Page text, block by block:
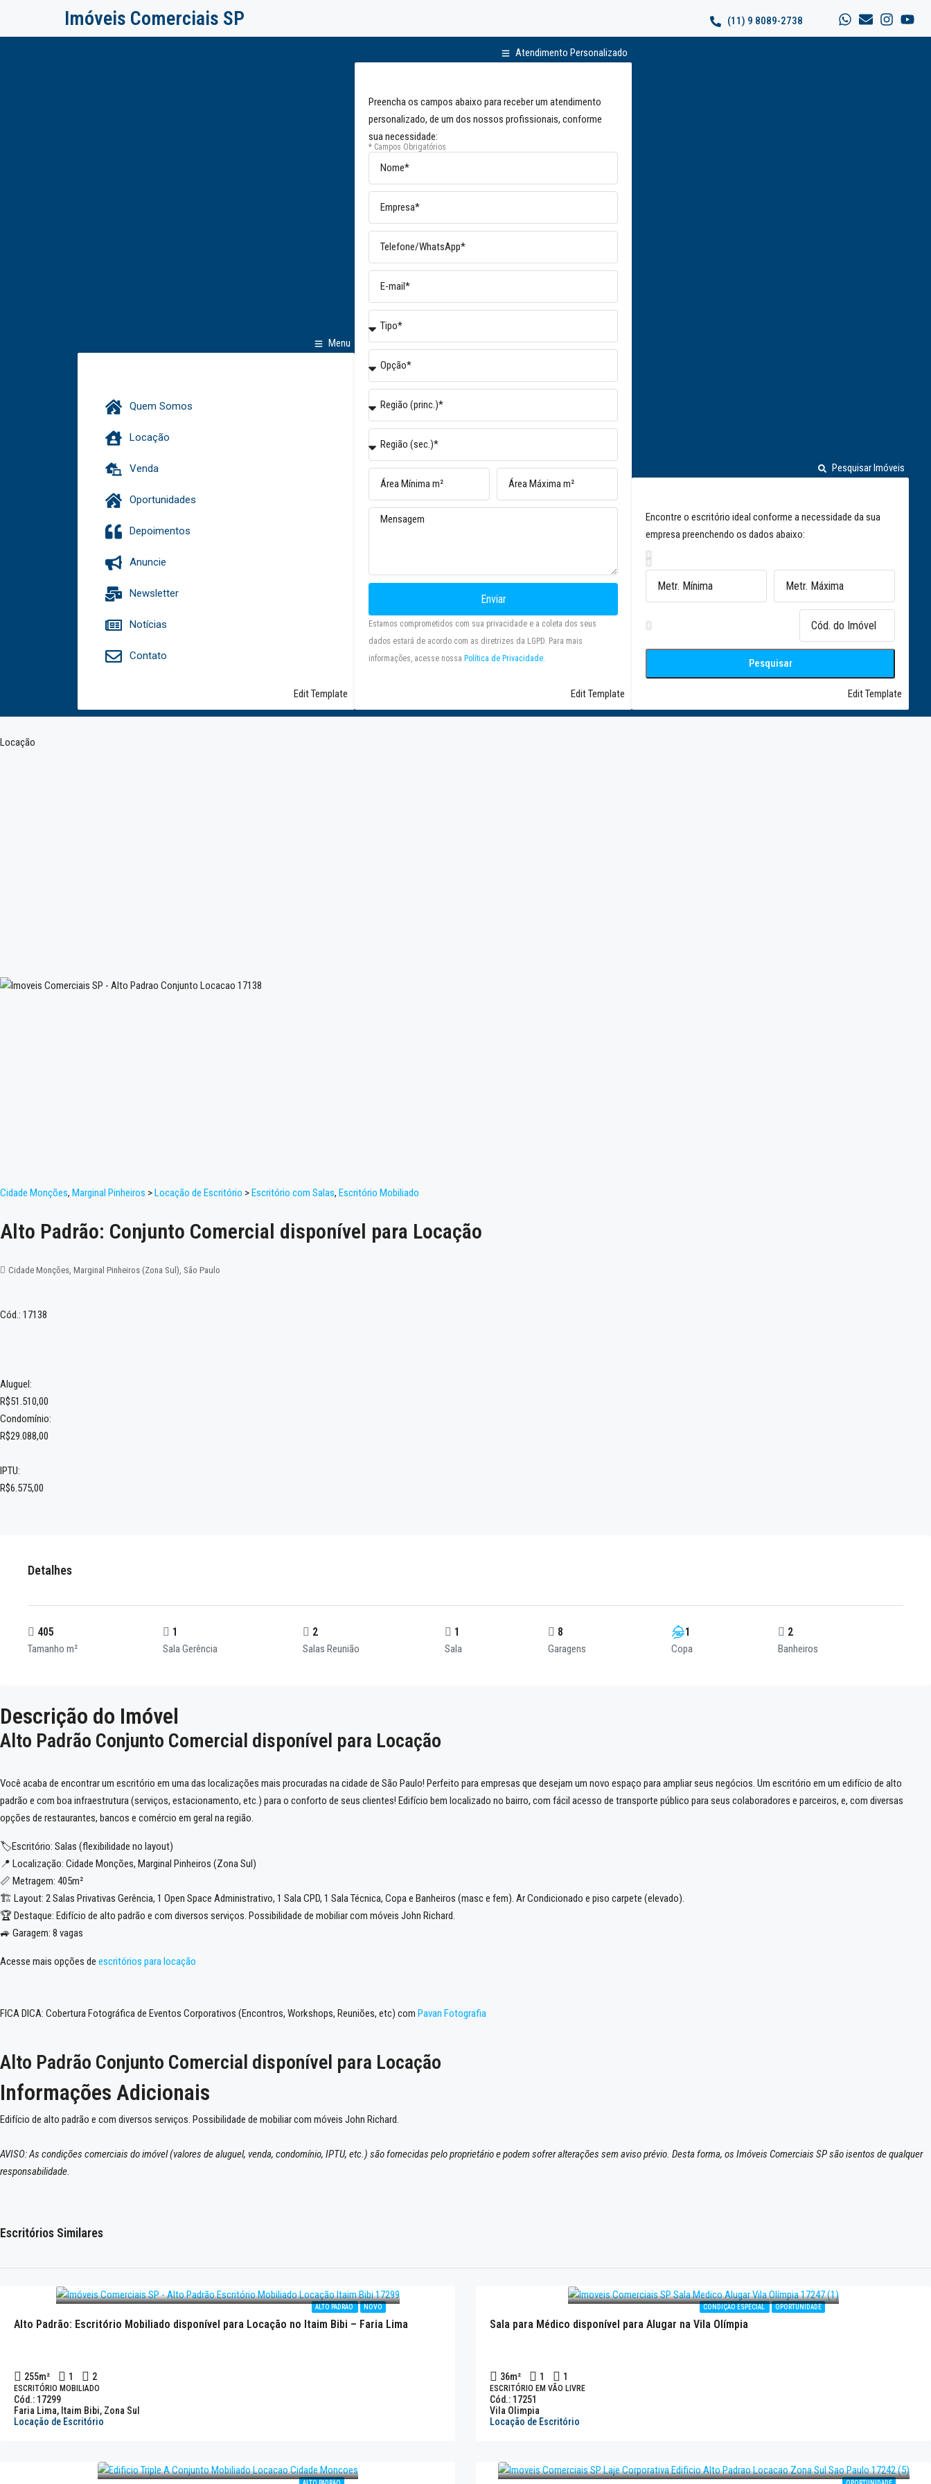
Imóveis Comerciais SP (11) 9 8089-2738
Menu
Quem Somos
Locação
Venda
Oportunidades
Depoimentos
Anuncie
Newsletter
Notícias
Contato
Edit Template
Atendimento Personalizado
Preencha os campos abaixo para receber um atendimento
personalizado, de um dos nossos profissionais, conforme
sua necessidade:
* Campos Obrigatórios
Enviar
Estamos comprometidos com sua privacidade e a coleta dos seus
dados estará de acordo com as diretrizes da LGPD. Para mais
informações, acesse nossa Política de Privacidade.
Edit Template
Pesquisar Imóveis
Encontre o escritório ideal conforme a necessidade da sua
empresa preenchendo os dados abaixo:
Pesquisar
Edit Template
Locação
Cidade Monções, Marginal Pinheiros >Locação de Escritório >Escritório com Salas, Escritório Mobiliado
Alto Padrão: Conjunto Comercial disponível para Locação
Cidade Monções, Marginal Pinheiros (Zona Sul), São Paulo
Cód.: 17138
Aluguel:
R$51.510,00
Condomínio:
R$29.088,00
IPTU:
R$6.575,00
Detalhes
405
Tamanho m²
1
Sala Gerência
2
Salas Reunião
1
Sala
8
Garagens
1
Copa
2
Banheiros
Descrição do Imóvel
Alto Padrão Conjunto Comercial disponível para Locação
Você acaba de encontrar um escritório em uma das localizações mais procuradas na cidade de São Paulo! Perfeito para empresas que desejam um novo espaço para ampliar seus negócios. Um escritório em um edifício de alto
padrão e com boa infraestrutura (serviços, estacionamento, etc.) para o conforto de seus clientes! Edifício bem localizado no bairro, com fácil acesso de transporte público para seus colaboradores e parceiros, e, com diversas
opções de restaurantes, bancos e comércio em geral na região.
🏷️Escritório: Salas (flexibilidade no layout)
📍 Localização: Cidade Monções, Marginal Pinheiros (Zona Sul)
📏 Metragem: 405m²
🏗️ Layout: 2 Salas Privativas Gerência, 1 Open Space Administrativo, 1 Sala CPD, 1 Sala Técnica, Copa e Banheiros (masc e fem). Ar Condicionado e piso carpete (elevado).
🏆 Destaque: Edifício de alto padrão e com diversos serviços. Possibilidade de mobiliar com móveis John Richard.
🚙 Garagem: 8 vagas
Acesse mais opções de escritórios para locação
FICA DICA: Cobertura Fotográfica de Eventos Corporativos (Encontros, Workshops, Reuniões, etc) com Pavan Fotografia
Alto Padrão Conjunto Comercial disponível para Locação
Informações Adicionais
Edifício de alto padrão e com diversos serviços. Possibilidade de mobiliar com móveis John Richard.
AVISO: As condições comerciais do imóvel (valores de aluguel, venda, condomínio, IPTU, etc.) são fornecidas pelo proprietário e podem sofrer alterações sem aviso prévio. Desta forma, os Imóveis Comerciais SP são isentos de qualquer
responsabilidade.
Escritórios Similares
ALTO PADRÃO NOVO
Alto Padrão: Escritório Mobiliado disponível para Locação no Itaim Bibi – Faria Lima
255m² 1 2
ESCRITÓRIO MOBILIADO
Cód.: 17299
Faria Lima, Itaim Bibi, Zona Sul
Locação de Escritório
CONDIÇÃO ESPECIAL OPORTUNIDADE
Sala para Médico disponível para Alugar na Vila Olímpia
36m² 1 1
ESCRITÓRIO EM VÃO LIVRE
Cód.: 17251
Vila Olimpia
Locação de Escritório